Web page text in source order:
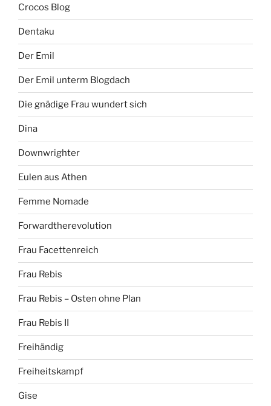
Crocos Blog
Dentaku
Der Emil
Der Emil unterm Blogdach
Die gnädige Frau wundert sich
Dina
Downwrighter
Eulen aus Athen
Femme Nomade
Forwardtherevolution
Frau Facettenreich
Frau Rebis
Frau Rebis – Osten ohne Plan
Frau Rebis II
Freihändig
Freiheitskampf
Gise